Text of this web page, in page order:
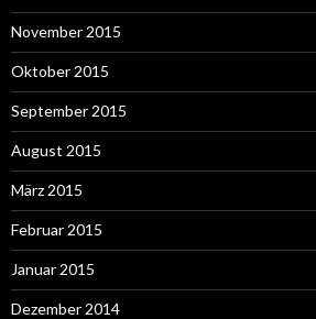
November 2015
Oktober 2015
September 2015
August 2015
März 2015
Februar 2015
Januar 2015
Dezember 2014